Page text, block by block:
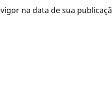
vigor na data de sua